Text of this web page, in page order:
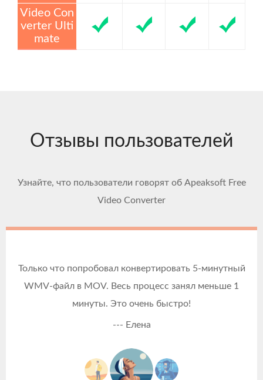
Video Con
verter Ulti
mate
Отзывы пользователей
Узнайте, что пользователи говорят об Apeaksoft Free
Video Converter
Только что попробовал конвертировать 5-минутный
WMV-файл в MOV. Весь процесс занял меньше 1
минуты. Это очень быстро!
--- Елена